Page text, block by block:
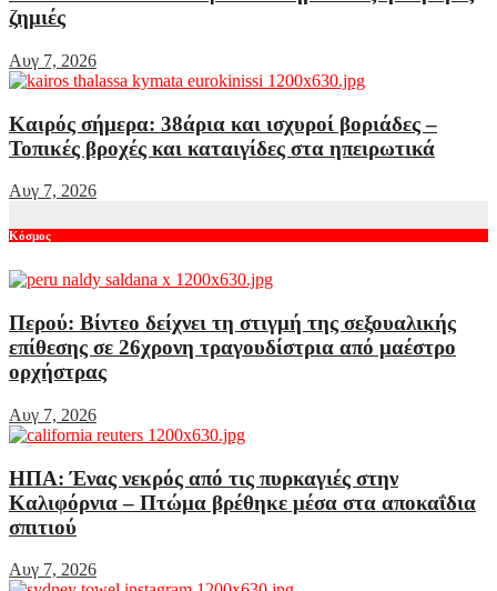
ζημιές
Αυγ 7, 2026
Καιρός σήμερα: 38άρια και ισχυροί βοριάδες –
Τοπικές βροχές και καταιγίδες στα ηπειρωτικά
Αυγ 7, 2026
Κόσμος
Περού: Βίντεο δείχνει τη στιγμή της σεξουαλικής
επίθεσης σε 26χρονη τραγουδίστρια από μαέστρο
ορχήστρας
Αυγ 7, 2026
ΗΠΑ: Ένας νεκρός από τις πυρκαγιές στην
Καλιφόρνια – Πτώμα βρέθηκε μέσα στα αποκαΐδια
σπιτιού
Αυγ 7, 2026